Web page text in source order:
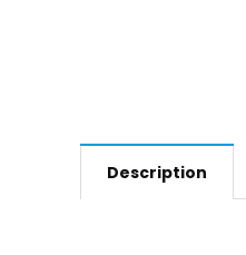
Description